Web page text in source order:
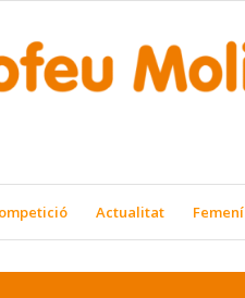
Actualitat Femení